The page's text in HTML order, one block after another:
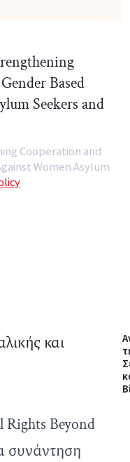
Cooperation and
Women Asylum
Rights Beyond
συνάντηση